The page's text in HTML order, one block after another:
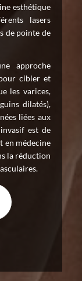
esthétique
lasers
de pointe de
approche
cibler et
les varices,
dilatés),
liées aux
est de
en médecine
la réduction